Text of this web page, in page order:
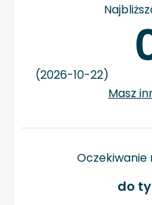
(2026-10-22)
Masz
Oczekiwanie
do